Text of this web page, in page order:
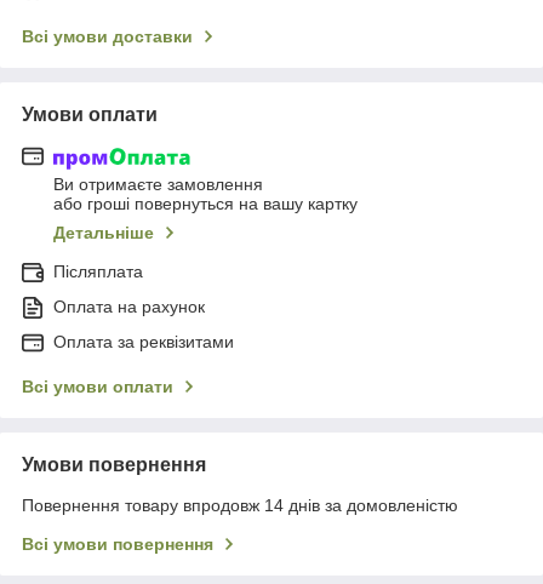
Всі умови доставки
Умови оплати
Ви отримаєте замовлення
або гроші повернуться на вашу картку
Детальніше
Післяплата
Оплата на рахунок
Оплата за реквізитами
Всі умови оплати
Умови повернення
Повернення товару впродовж 14 днів за домовленістю
Всі умови повернення